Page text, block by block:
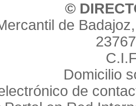
©
de
Domicilio
de